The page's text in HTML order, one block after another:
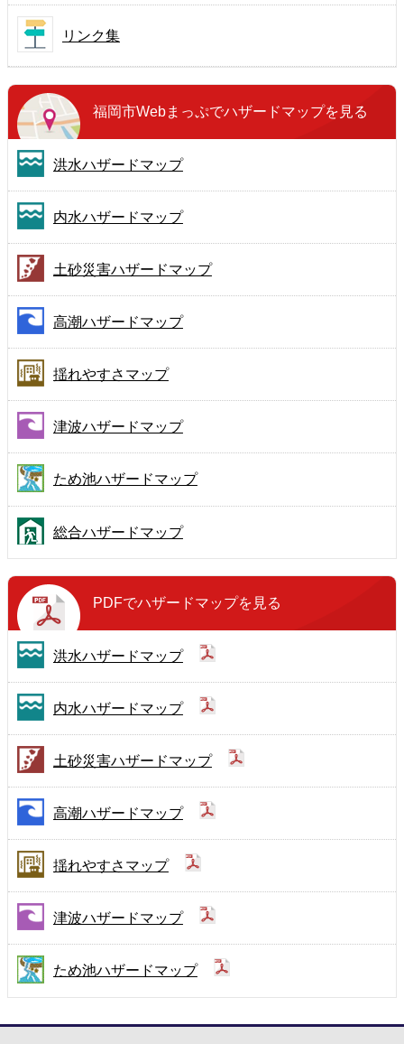
リンク集
福岡市Webまっぷでハザードマップを見る
洪水ハザードマップ
内水ハザードマップ
土砂災害ハザードマップ
高潮ハザードマップ
揺れやすさマップ
津波ハザードマップ
ため池ハザードマップ
総合ハザードマップ
PDFでハザードマップを見る
洪水ハザードマップ
内水ハザードマップ
土砂災害ハザードマップ
高潮ハザードマップ
揺れやすさマップ
津波ハザードマップ
ため池ハザードマップ